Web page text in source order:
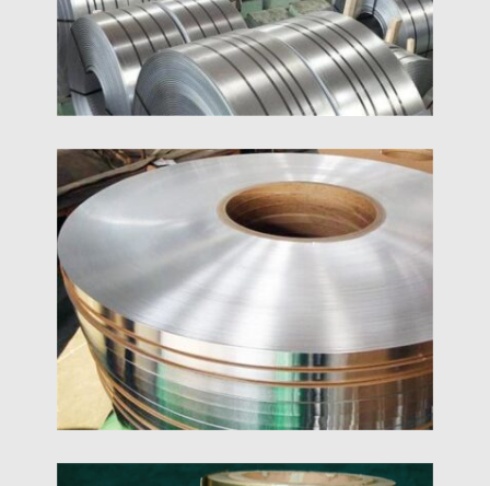
5005 Hliníkový Pásik
Čínska výrobná cena 5005 dodávka hliníkového
pásu 5052 3003 1050 1060 1070 1100 3004 výrobca
surovín zliatiny hliníkových pásov
1070 Hliníkový Pásik